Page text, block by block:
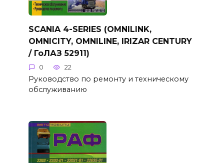
SCANIA 4-SERIES (OMNILINK,
OMNICITY, OMNILINE, IRIZAR CENTURY
/ ГоЛАЗ 52911)
0 22
Руководство по ремонту и техническому
обслуживанию